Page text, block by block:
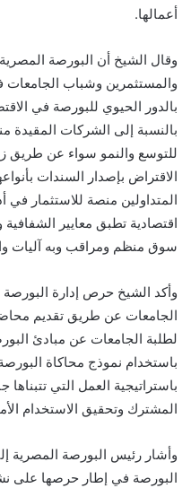
أعمالها.
وقال الشيخ أن البورصة
والمستثمرين وشباب الجامعات
بالدور الحيوي للبورصة في
بالنسبة إلى الشركات المقيدة
للتوسع والنمو سواء عن طريق
الاقتراض بإصدار السندات
المتداولين منصة للاستثمار في
اقتصادية تطبق معايير
سوق منظم ومراقب وبه آليات
وأكد الشيخ حرص إدارة البورصة
الجامعات عن طريق تقديم
لطلبة الجامعات عن مبادئ
باستراتيجية العمل التي
المشترك وتحقيق الاستخدام
وأشار رئيس البورصة المصرية
البورصة في إطار حرصها على